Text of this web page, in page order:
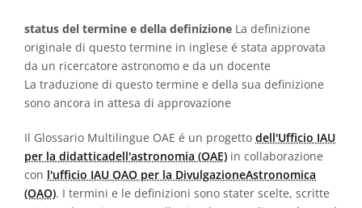
status del termine e della definizione La definizione
originale di questo termine in inglese é stata approvata
da un ricercatore astronomo e da un docente
La traduzione di questo termine e della sua definizione
sono ancora in attesa di approvazione
Il Glossario Multilingue OAE é un progetto dell'Ufficio IAU
per la didatticadell'astronomia (OAE) in collaborazione
con l'ufficio IAU OAO per la DivulgazioneAstronomica
(OAO). I termini e le definizioni sono stater scelte, scritte